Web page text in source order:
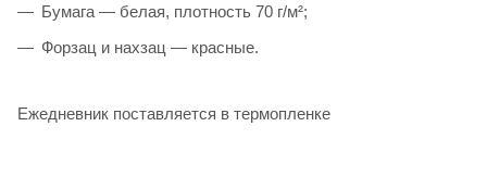
Бумага — белая, плотность 70 г/м²;
Форзац и нахзац — красные.
Ежедневник поставляется в термопленке